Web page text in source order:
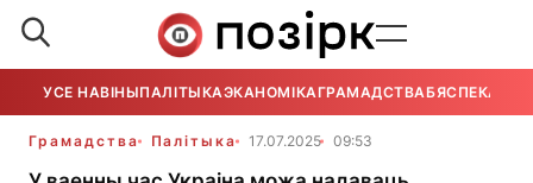
УСЕ НАВІНЫПАЛІТЫКАЭКАНОМІКАГРАМАДСТВАБЯСПЕКА
Грамадства Палітыка 17.07.2025 09:53